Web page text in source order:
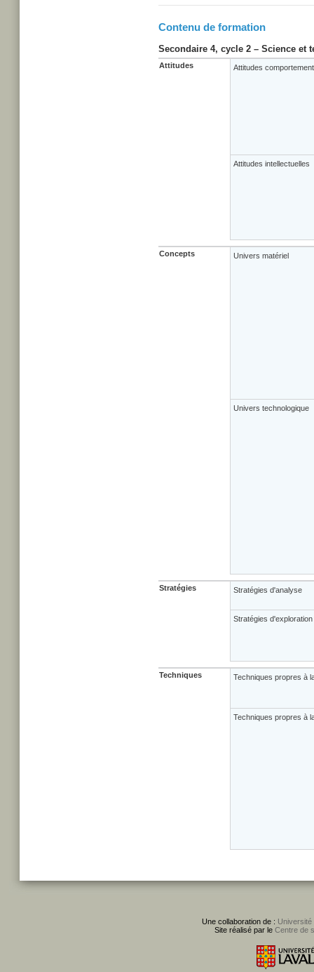
Contenu de formation
Secondaire 4, cycle 2 – Science et
Attitudes Attitudes
Attitudes intellectuelles
Concepts Univers matériel
Univers technologique
Stratégies Stratégies d'analyse
Stratégies d'exploration
Techniques Techniques propres à
Techniques propres à
Une collaboration de : Université
Site réalisé par le Centre de